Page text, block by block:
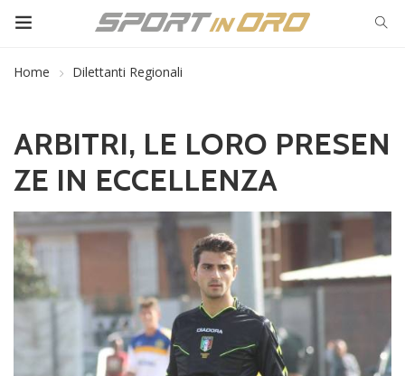
Home Dilettanti Regionali
ARBITRI, LE LORO PRESEN
ZE IN ECCELLENZA